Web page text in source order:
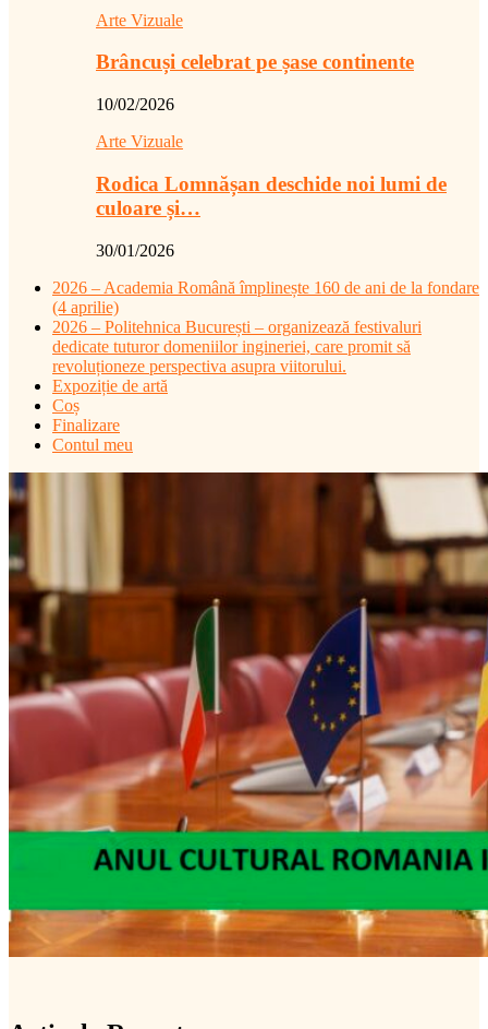
Arte Vizuale
Brâncuși celebrat pe șase continente
10/02/2026
Arte Vizuale
Rodica Lomnășan deschide noi lumi de
culoare și…
30/01/2026
2026 – Academia Română împlinește 160 de ani de la fondare
(4 aprilie)
2026 – Politehnica București – organizează festivaluri
dedicate tuturor domeniilor ingineriei, care promit să
revoluționeze perspectiva asupra viitorului.
Expoziție de artă
Coș
Finalizare
Contul meu